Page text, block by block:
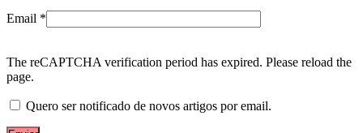
Email *
The reCAPTCHA verification period has expired. Please reload the
page.
Quero ser notificado de novos artigos por email.